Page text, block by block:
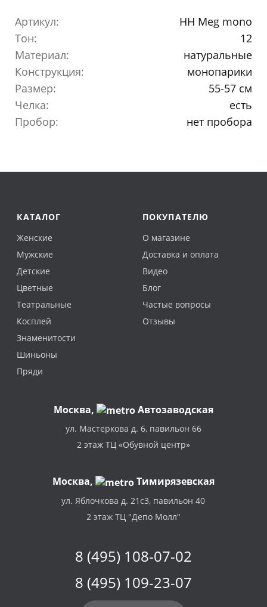
Артикул:
HH Meg mono
Тон:
12
Материал:
натуральные
Конструкция:
монопарики
Размер:
55-57 см
Челка:
есть
Пробор:
нет пробора
КАТАЛОГ
Женские
Мужские
Детские
Цветные
Театральные
Косплей
Знаменитости
Шиньоны
Пряди
ПОКУПАТЕЛЮ
О магазине
Доставка и оплата
Видео
Блог
Частые вопросы
Отзывы
Москва, Автозаводская
ул. Мастеркова д. 6, павильон 66
2 этаж ТЦ «Обувной центр»
Москва, Тимирязевская
ул. Яблочкова д. 21с3, павильон 40
2 этаж ТЦ "Депо Молл"
8 (495) 108-07-02
8 (495) 109-23-07